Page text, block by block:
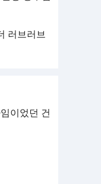
러브러브
이었던 건